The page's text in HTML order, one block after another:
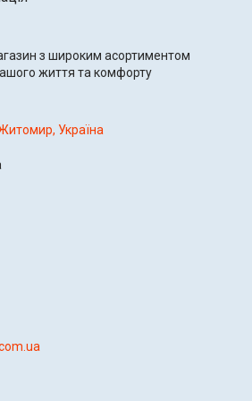
з широким асортиментом
життя та комфорту
Україна